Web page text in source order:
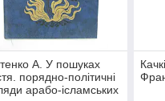
А. У пошуках
порядно-політичні
арабо-ісламських